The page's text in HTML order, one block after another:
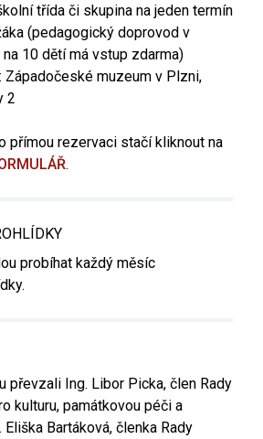
třída či skupina na jeden termín
(pedagogický doprovod v
10 dětí má vstup zdarma)
Západočeské muzeum v Plzni,
2
přímou rezervaci stačí kliknout na
.
probíhat každý měsíc
převzali Ing. Libor Picka, člen Rady
kulturu, památkovou péči a
Bartáková, členka Rady